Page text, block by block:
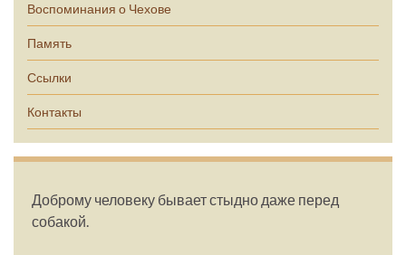
Воспоминания о Чехове
Память
Ссылки
Контакты
Доброму человеку бывает стыдно даже перед
собакой.